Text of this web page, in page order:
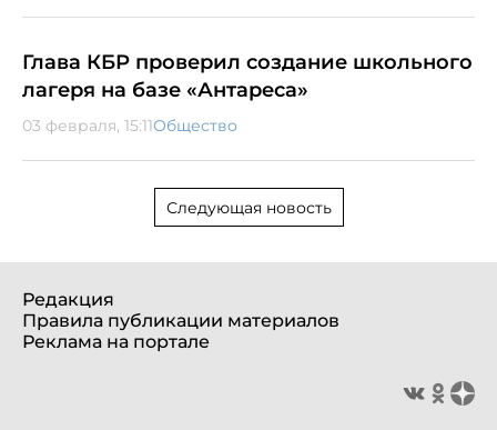
Глава КБР проверил создание школьного
лагеря на базе «Антареса»
03 февраля, 15:11Общество
Следующая новость
Редакция
Правила публикации материалов
Реклама на портале